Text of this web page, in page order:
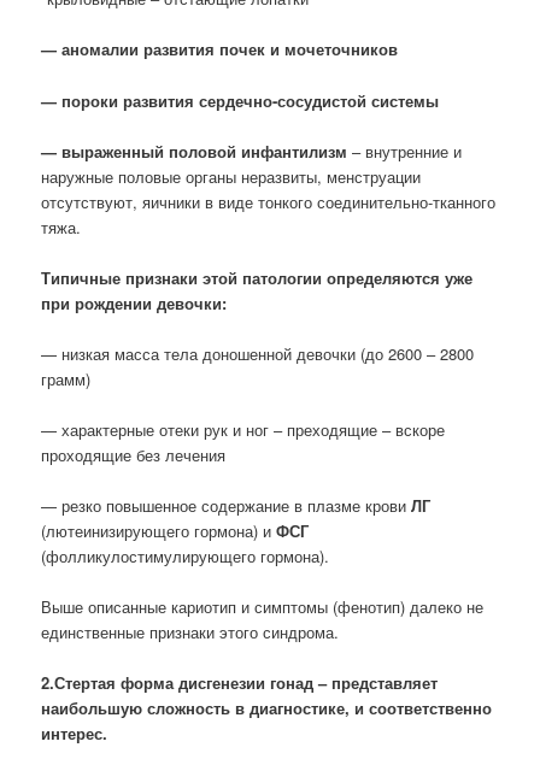
— аномалии развития почек и мочеточников
— пороки развития сердечно-сосудистой системы
— выраженный половой инфантилизм – внутренние и
наружные половые органы неразвиты, менструации
отсутствуют, яичники в виде тонкого соединительно-тканного
тяжа.
Типичные признаки этой патологии определяются уже
при рождении девочки:
— низкая масса тела доношенной девочки (до 2600 – 2800
грамм)
— характерные отеки рук и ног – преходящие – вскоре
проходящие без лечения
— резко повышенное содержание в плазме кровиЛГ
(лютеинизирующего гормона) иФСГ
(фолликулостимулирующего гормона).
Выше описанные кариотип и симптомы (фенотип) далеко не
единственные признаки этого синдрома.
2.Стертая форма дисгенезии гонад – представляет
наибольшую сложность в диагностике, и соответственно
интерес.